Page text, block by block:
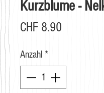
Kurzblume -
CHF 8.90
Anzahl *